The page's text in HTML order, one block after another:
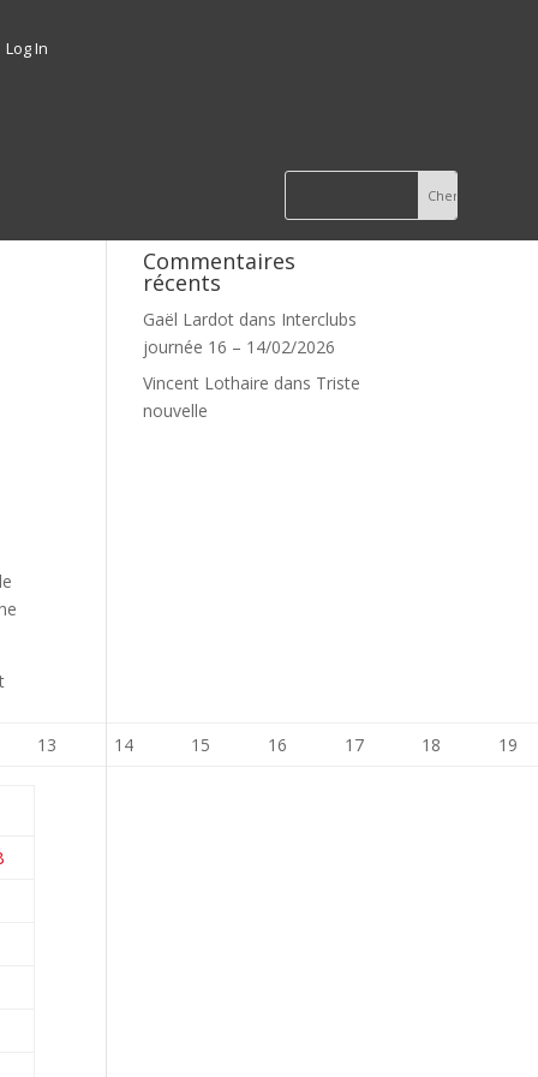
Log In
13 14 15 16 17 18 19
Commentaires
récents
Gaël Lardot dans Interclubs
journée 16 – 14/02/2026
Vincent Lothaire dans Triste
nouvelle